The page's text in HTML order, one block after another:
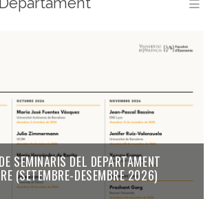
SEMINARIS DEL DEPARTAMENT
(SETEMBRE-DESEMBRE 2026)